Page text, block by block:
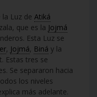
Luz de Atiká
que es la Jojmá
Esta Luz se
, Jojmá, Biná y la
Estas tres se
Se separaron hacia
los niveles
más adelante.